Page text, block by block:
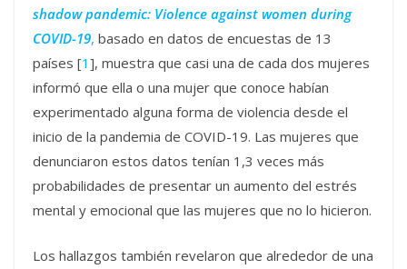
shadow pandemic: Violence against women during
COVID-19, basado en datos de encuestas de 13
países [1 ], muestra que casi una de cada dos mujeres
informó que ella o una mujer que conoce habían
experimentado alguna forma de violencia desde el
inicio de la pandemia de COVID-19. Las mujeres que
denunciaron estos datos tenían 1,3 veces más
probabilidades de presentar un aumento del estrés
mental y emocional que las mujeres que no lo hicieron.
Los hallazgos también revelaron que alrededor de una